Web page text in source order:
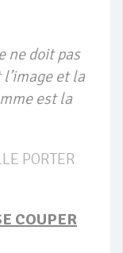
ne doit pas
et la
est la
PORTER
COUPER